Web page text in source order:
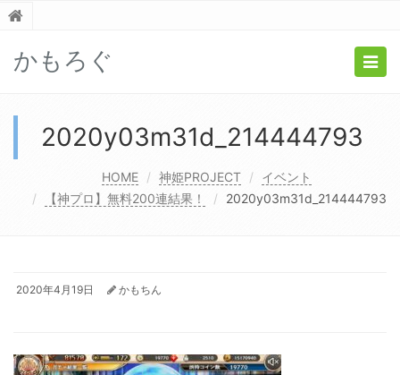
かもろぐ
2020y03m31d_214444793
HOME 神姫PROJECT
イベント
【神プロ】無料200連結果！
2020y03m31d_214444793
2020年4月19日 かもちん